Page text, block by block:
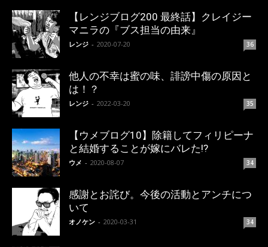
【レンジブログ200 最終話】クレイジー
マニラの『ブス担当の由来』
レンジ - 2020-07-20 36
他人の不幸は蜜の味、誹謗中傷の原因と
は！？
レンジ - 2022-03-20 35
【ウメブログ10】除籍してフィリピーナ
と結婚することが嫁にバレた!?
ウメ - 2020-08-07 34
感謝とお詫び。今後の活動とアンチにつ
いて
オノケン - 2020-03-31 34